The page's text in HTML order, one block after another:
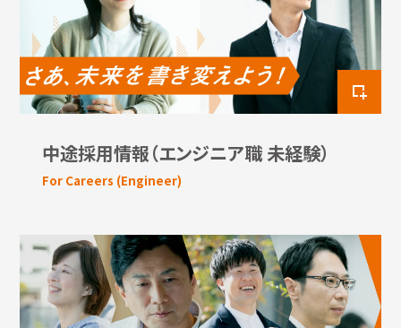
中途採用情報（エンジニア職 未経験）
For Careers (Engineer)